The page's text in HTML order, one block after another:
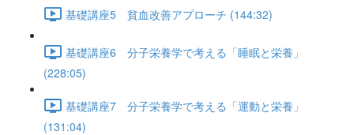
基礎講座5 貧血改善アプローチ (144:32)
基礎講座6 分子栄養学で考える「睡眠と栄養」
(228:05)
基礎講座7 分子栄養学で考える「運動と栄養」
(131:04)